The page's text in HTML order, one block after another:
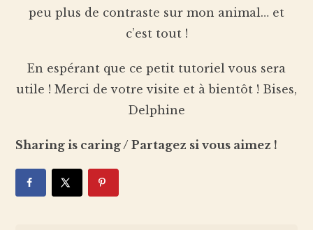
peu plus de contraste sur mon animal… et
c’est tout !
En espérant que ce petit tutoriel vous sera
utile ! Merci de votre visite et à bientôt ! Bises,
Delphine
Sharing is caring / Partagez si vous aimez !